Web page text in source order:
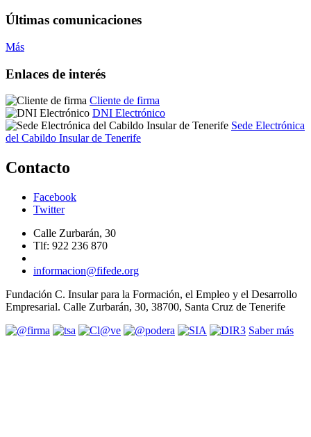
Últimas comunicaciones
Más
Enlaces de interés
Cliente de firma
DNI Electrónico
Sede Electrónica
del Cabildo Insular de Tenerife
Contacto
Facebook
Twitter
Calle Zurbarán, 30
Tlf: 922 236 870
informacion@fifede.org
Fundación C. Insular para la Formación, el Empleo y el Desarrollo
Empresarial. Calle Zurbarán, 30, 38700, Santa Cruz de Tenerife
Saber más